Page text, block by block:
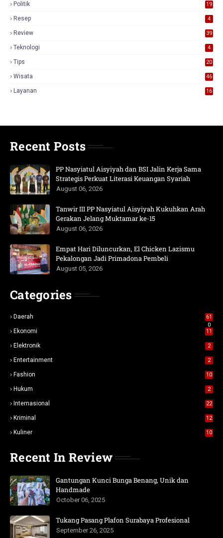
Politik 19
Resep 4
Review
39
Teknologi 4
Tips 20
Wisata 46
Layanan 16
Recent Posts
PP Nasyiatul Aisyiyah dan BSI Jalin Kerja Sama
Strategis Perkuat Literasi Keuangan Syariah
August 06, 2026
Tanwir III PP Nasyiatul Aisyiyah Kukuhkan Arah
Gerakan Jelang Muktamar ke-15
August 06, 2026
Empat Hari Diluncurkan, El Chicken Lazismu
Pekalongan Jadi Primadona Pembeli
August 05, 2026
Categories
Daerah
61
0
Ekonomi 11
Elektronik 2
Entertainment 2
Fashion 10
Hukum 2
Internasional 22
Kriminal 12
Kuliner 10
Recent In Review
Gantungan Kunci Bunga Benang, Unik dan
Handmade
October 06, 2025
Tukang Pasang Plafon Surabaya Profesional
September 26, 2025